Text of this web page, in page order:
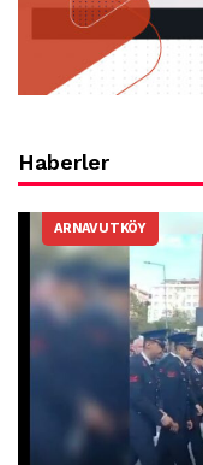
Haberler
ARNAVUTKÖY